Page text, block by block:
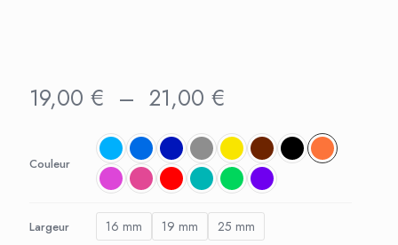
19,00 € – 21,00 €
prix :
19,00 €
à
21,00 €
Couleur
Largeur 16 mm 19 mm 25 mm